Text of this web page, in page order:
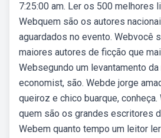
7:25:00 am. Ler os 500 melhores
Webquem são os autores
aguardados no evento. Webvocê
maiores autores de ficção que
Websegundo um levantamento
economist, são. Webde jorge
queiroz e chico buarque,
quem são os grandes escritores
Webem quanto tempo um leitor